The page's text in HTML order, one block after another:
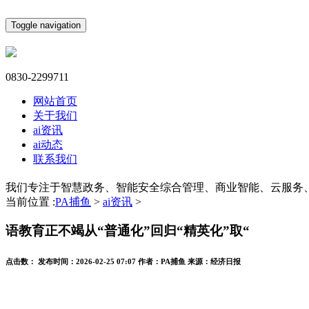
Toggle navigation
0830-2299711
网站首页
关于我们
ai资讯
ai动态
联系我们
我们专注于智慧政务、智能安全综合管理、商业智能、云服务
当前位置 :PA捕鱼 > ai资讯 >
语教育正不竭从“普通化”回归“精英化”取“
点击数： 发布时间： 2026-02-25 07:07 作者： PA捕鱼 来源： 经济日报